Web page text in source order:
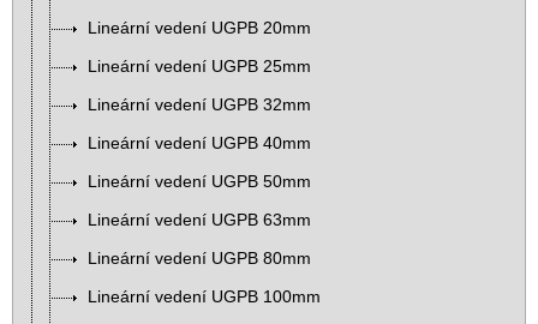
Lineární vedení UGPB 20mm
Lineární vedení UGPB 25mm
Lineární vedení UGPB 32mm
Lineární vedení UGPB 40mm
Lineární vedení UGPB 50mm
Lineární vedení UGPB 63mm
Lineární vedení UGPB 80mm
Lineární vedení UGPB 100mm